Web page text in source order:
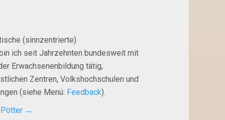
(sinnzentrierte)
ich seit Jahrzehnten bundesweit mit
Erwachsenenbildung tätig,
Zentren, Volkshochschulen und
(siehe Menü: Feedback).
→